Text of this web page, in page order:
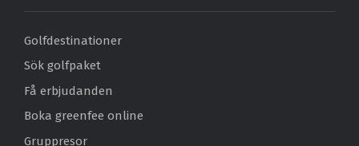
Golfdestinationer
Sök golfpaket
Få erbjudanden
Boka greenfee online
Gruppresor